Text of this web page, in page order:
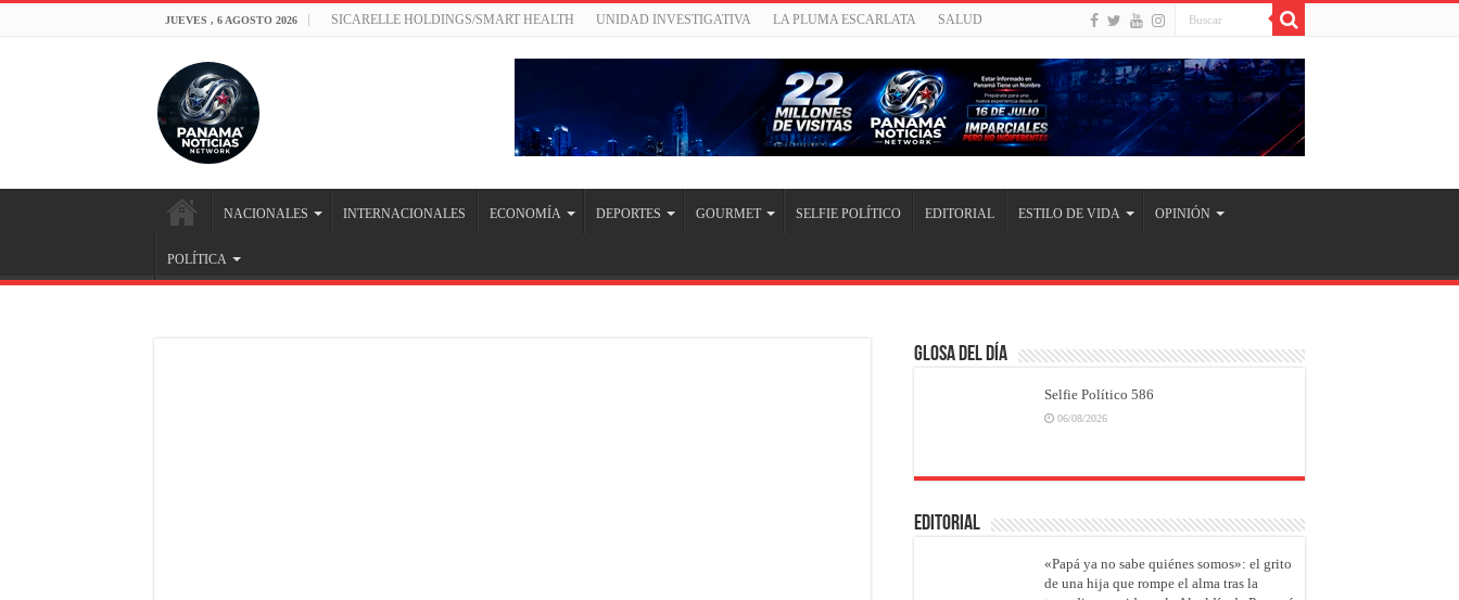
JUEVES , 6 AGOSTO 2026 SICARELLE HOLDINGS/SMART HEALTH UNIDAD INVESTIGATIVA LA PLUMA ESCARLATA SALUD
NACIONALES INTERNACIONALES ECONOMÍA DEPORTES GOURMET SELFIE POLÍTICO EDITORIAL ESTILO DE VIDA OPINIÓN
POLÍTICA
Glosa del Día
Selfie Político 586
06/08/2026
EDITORIAL
«Papá ya no sabe quiénes somos»: el grito
de una hija que rompe el alma tras la